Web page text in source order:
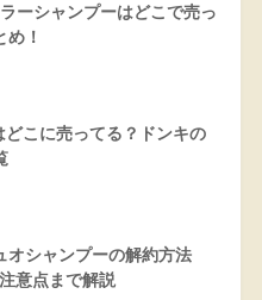
ーシャンプーはどこで売っ
め！
どこに売ってる？ドンキの
オシャンプーの解約方法
意点まで解説